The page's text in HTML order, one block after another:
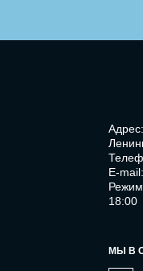
E-mail:
18:00
МЫ В